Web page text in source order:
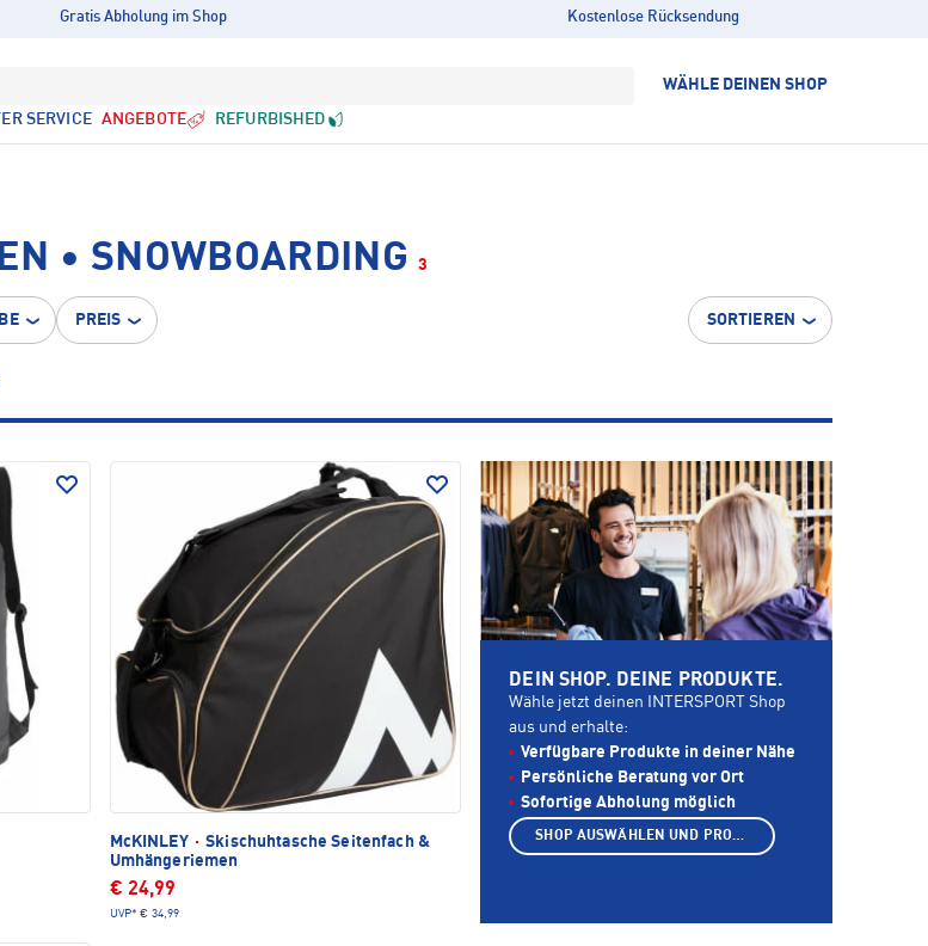
Gratis Abholung im Shop Kostenlose Rücksendung
WÄHLE DEINEN SHOP
SERVICE ANGEBOTE REFURBISHED
• SNOWBOARDING 3
PREIS SORTIEREN
McKINLEY · Skischuhtasche Seitenfach &
Umhängeriemen
€ 24,99
UVP* € 34,99
DEIN SHOP. DEINE PRODUKTE.
Wähle jetzt deinen INTERSPORT Shop
aus und erhalte:
Verfügbare Produkte in deiner Nähe
Persönliche Beratung vor Ort
Sofortige Abholung möglich
SHOP AUSWÄHLEN UND PRODUKTE ANZEIGEN